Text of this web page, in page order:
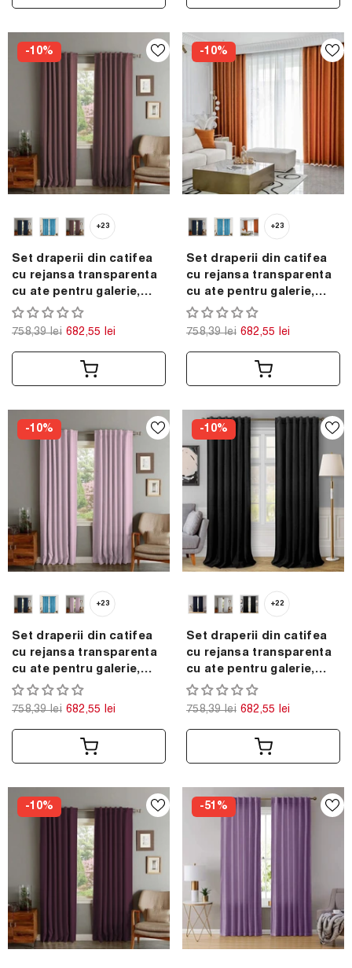
-10%
+23
Set draperii din catifea
cu rejansa transparenta
cu ate pentru galerie,
Madison, densitate 700
g/ml, Regal purple, 2 buc
758,39 lei 682,55 lei
-10%
+23
Set draperii din catifea
cu rejansa transparenta
cu ate pentru galerie,
Madison, densitate 700
g/ml, Portocaliu, 2 buc
758,39 lei 682,55 lei
-10%
+23
Set draperii din catifea
cu rejansa transparenta
cu ate pentru galerie,
Madison, densitate 700
g/ml, Periwinkle, 2 buc
758,39 lei 682,55 lei
-10%
+22
Set draperii din catifea
cu rejansa transparenta
cu ate pentru galerie,
Madison, densitate 700
g/ml, Negru, 2 buc
758,39 lei 682,55 lei
-10% -51%